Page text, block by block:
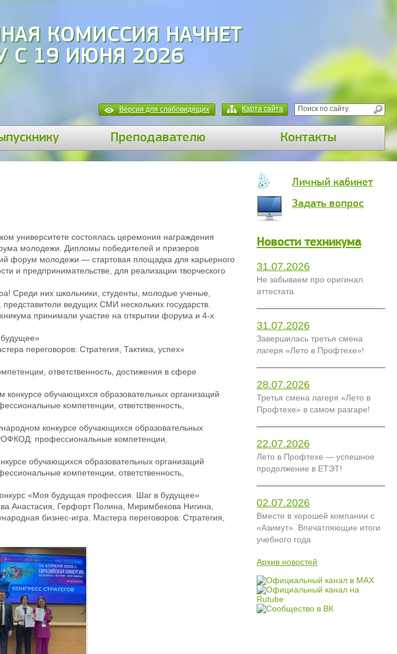
КОМИССИЯ НАЧНЕТ
С 19 ИЮНЯ 2026
Карта сайта
Версия для слабовидящих
Преподавателю Контакты
университете состоялась церемония награждения
молодежи. Дипломы победителей и призеров
форум молодежи — стартовая площадка для карьерного
и предпринимательстве, для реализации творческого
Среди них школьники, студенты, молодые ученые,
ведущих СМИ нескольких государств.
принимали участие на открытии форума и 4-х
переговоров: Стратегия, Тактика, успех»
ответственность, достижения в сфере
обучающихся образовательных организаций
компетенции, ответственность,
конкурсе обучающихся образовательных
профессиональные компетенции,
обучающихся образовательных организаций
компетенции, ответственность,
«Моя будущая профессия. Шаг в будущее»
Анастасия, Герфорт Полина, Миримбекова Нигина,
бизнес-игра. Мастера переговоров: Стратегия,
Личный кабинет
Задать вопрос
Новости техникума
31.07.2026
Не забываем про оригинал
аттестата
31.07.2026
Завершилась третья смена
лагеря «Лето в Профтехе»!
28.07.2026
Третья смена лагеря «Лето в
Профтехе» в самом разгаре!
22.07.2026
Лето в Профтехе — успешное
продолжение в ЕТЭТ!
02.07.2026
Вместе в хорошей компании с
«Азимут». Впечатляющие итоги
учебного года
Архив новостей